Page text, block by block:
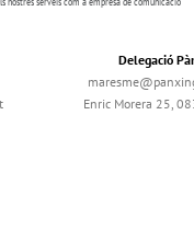
Delegació
Enric Morera 25,